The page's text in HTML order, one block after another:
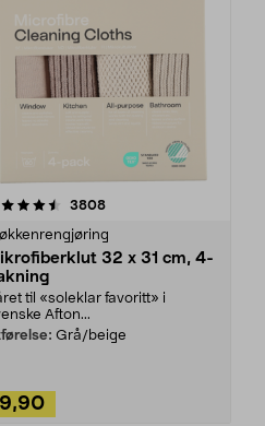
3808anmeldelser
32 x 31 cm, 4-
til «soleklar favoritt» i
Afton...
Grå/beige
4.5av 5 stjerner